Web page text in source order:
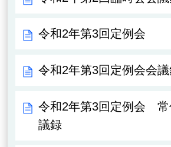
令和2年第3回定例会
令和2年第3回定例会会
令和2年第3回定例会 常
議録